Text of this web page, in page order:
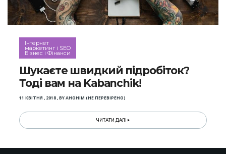
Інтернет
маркетинг і SEO
Бізнес і Фінанси
Шукаєте швидкий підробіток?
Тоді вам на Kabanchik!
11 КВІТНЯ , 2018,BYАНОНІМ (НЕ ПЕРЕВІРЕНО)
ЧИТАТИ ДАЛІ